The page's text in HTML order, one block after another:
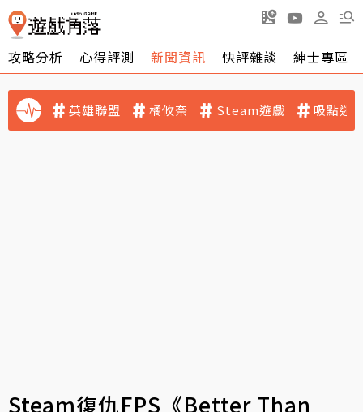
攻略分析 心得評測 新聞資訊 快評雜談 紳士專區
英雄聯盟 橘攸奈 Steam遊戲 吸點迷
Steam復仇FPS《Better Than